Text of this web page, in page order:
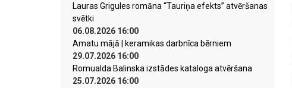
Lauras Grigules romāna “Tauriņa efekts” atvēršanas
svētki
06.08.2026 16:00
Amatu mājā | keramikas darbnīca bērniem
29.07.2026 16:00
Romualda Balinska izstādes kataloga atvēršana
25.07.2026 16:00